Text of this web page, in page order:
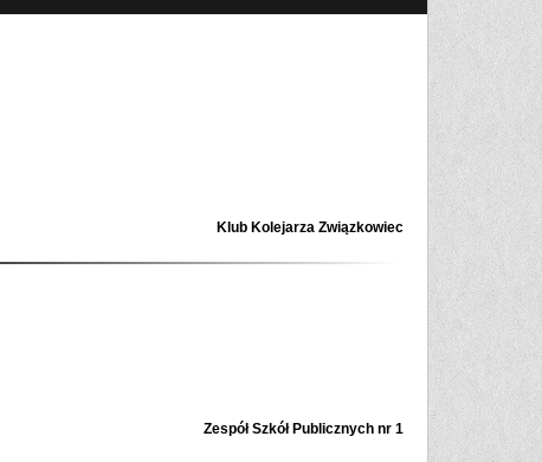
Klub Kolejarza Związkowiec
Zespół Szkół Publicznych nr 1